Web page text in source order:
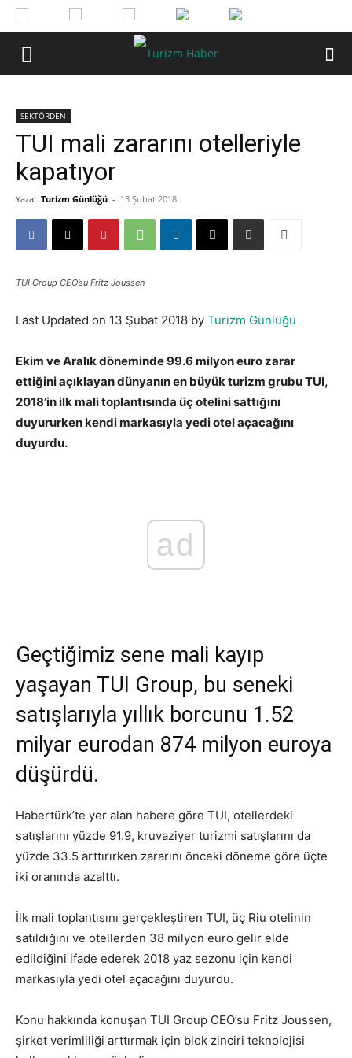
SEKTÖRDEN
TUI mali zararını otelleriyle
kapatıyor
Yazar Turizm Günlüğü - 13 Şubat 2018
TUI Group CEO’su Fritz Joussen
Last Updated on 13 Şubat 2018 by Turizm Günlüğü
Ekim ve Aralık döneminde 99.6 milyon euro zarar
ettiğini açıklayan dünyanın en büyük turizm grubu TUI,
2018’in ilk mali toplantısında üç otelini sattığını
duyururken kendi markasıyla yedi otel açacağını
duyurdu.
ad
Geçtiğimiz sene mali kayıp
yaşayan TUI Group, bu seneki
satışlarıyla yıllık borcunu 1.52
milyar eurodan 874 milyon euroya
düşürdü.
Habertürk’te yer alan habere göre TUI, otellerdeki
satışlarını yüzde 91.9, kruvaziyer turizmi satışlarını da
yüzde 33.5 arttırırken zararını önceki döneme göre üçte
iki oranında azalttı.
İlk mali toplantısını gerçekleştiren TUI, üç Riu otelinin
satıldığını ve otellerden 38 milyon euro gelir elde
edildiğini ifade ederek 2018 yaz sezonu için kendi
markasıyla yedi otel açacağını duyurdu.
Konu hakkında konuşan TUI Group CEO’su Fritz Joussen,
şirket verimliliği arttırmak için blok zinciri teknolojisi